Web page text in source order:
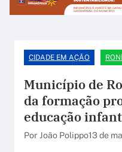
CIDADE EM AÇÃO
Município de
da formação
educação
Por João Polippo13 de